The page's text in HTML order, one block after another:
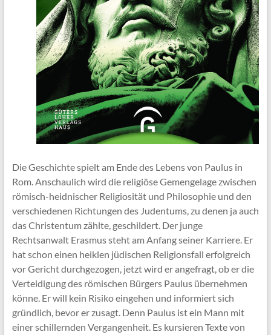
Die Geschichte spielt am Ende des Lebens von Paulus in
Rom. Anschaulich wird die religiöse Gemengelage zwischen
römisch-heidnischer Religiosität und Philosophie und den
verschiedenen Richtungen des Judentums, zu denen ja auch
das Christentum zählte, geschildert. Der junge
Rechtsanwalt Erasmus steht am Anfang seiner Karriere. Er
hat schon einen heiklen jüdischen Religionsfall erfolgreich
vor Gericht durchgezogen, jetzt wird er angefragt, ob er die
Verteidigung des römischen Bürgers Paulus übernehmen
könne. Er will kein Risiko eingehen und informiert sich
gründlich, bevor er zusagt. Denn Paulus ist ein Mann mit
einer schillernden Vergangenheit. Es kursieren Texte von